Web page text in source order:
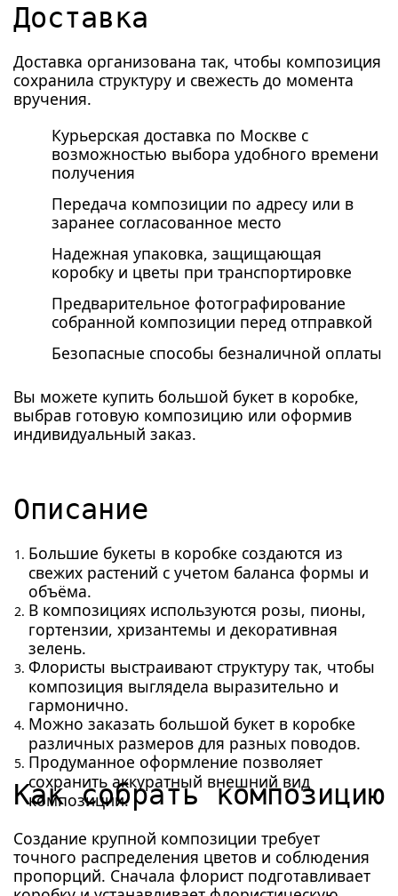
Доставка
Доставка организована так, чтобы композиция
сохранила структуру и свежесть до момента
вручения.
Курьерская доставка по Москве с
возможностью выбора удобного времени
получения
Передача композиции по адресу или в
заранее согласованное место
Надежная упаковка, защищающая
коробку и цветы при транспортировке
Предварительное фотографирование
собранной композиции перед отправкой
Безопасные способы безналичной оплаты
Вы можете купить большой букет в коробке,
выбрав готовую композицию или оформив
индивидуальный заказ.
Описание
Большие букеты в коробке создаются из
свежих растений с учетом баланса формы и
объёма.
В композициях используются розы, пионы,
гортензии, хризантемы и декоративная
зелень.
Флористы выстраивают структуру так, чтобы
композиция выглядела выразительно и
гармонично.
Можно заказать большой букет в коробке
различных размеров для разных поводов.
Продуманное оформление позволяет
сохранить аккуратный внешний вид
композиции.
Как собрать композицию
Создание крупной композиции требует
точного распределения цветов и соблюдения
пропорций. Сначала флорист подготавливает